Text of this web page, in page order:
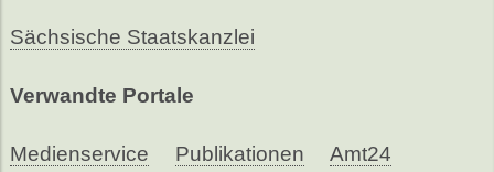
Sächsische Staatskanzlei
Verwandte Portale
Medienservice Publikationen Amt24